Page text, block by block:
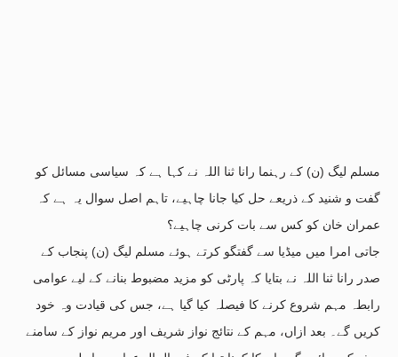
مسلم لیگ (ن) کے رہنما رانا ثنا اللہ نے کہا ہے کہ سیاسی مسائل کو
گفت و شنید کے ذریعے حل کیا جانا چاہیے، تاہم اصل سوال یہ ہے کہ
عمران خان کو کس سے بات کرنی چاہیے؟
جاتی امرا میں میڈیا سے گفتگو کرتے ہوئے مسلم لیگ (ن) پنجاب کے
صدر رانا ثنا اللہ نے بتایا کہ پارٹی کو مزید مضبوط بنانے کے لیے عوامی
رابطہ مہم شروع کرنے کا فیصلہ کیا گیا ہے، جس کی قیادت وہ خود
کریں گے۔ بعد ازاں، مہم کے نتائج نواز شریف اور مریم نواز کے سامنے